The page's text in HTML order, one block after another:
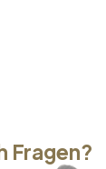
Fragen?